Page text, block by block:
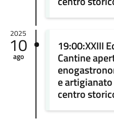
2025
10
ago
19:00:XXIII
Cantine
e
centro